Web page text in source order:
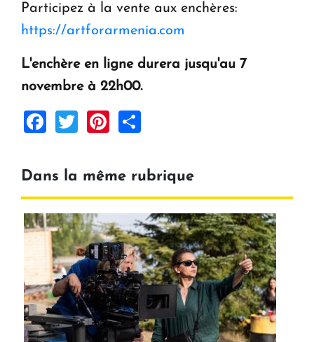
Participez à la vente aux enchères:
https://artforarmenia.com
L'enchère en ligne durera jusqu'au 7
novembre à 22h00.
Facebook
TwitterPinterest
Dans la même rubrique